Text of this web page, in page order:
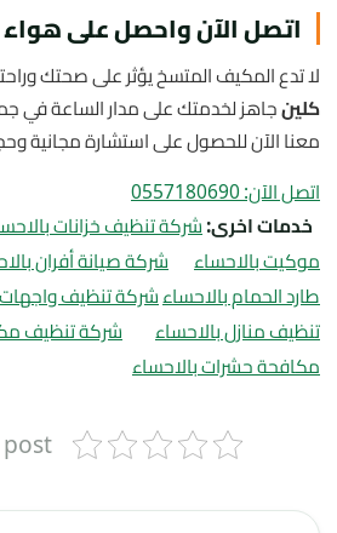
اتصل الآن واحصل على
لا تدع المكيف المتسخ يؤثر على صحتك
كلينجاهز لخدمتك على مدار الساعة في
معنا الآن للحصول على استشارة مجانية
اتصل الآن: 0557180690
خدمات اخرى:شركة تنظيف خزانات
موكيت بالاحساء
شركة صيانة أفران
طارد الحمام بالاحساءشركة تنظيف واجهات
تنظيف منازل بالاحساء
شركة تنظيف
مكافحة حشرات بالاحساء